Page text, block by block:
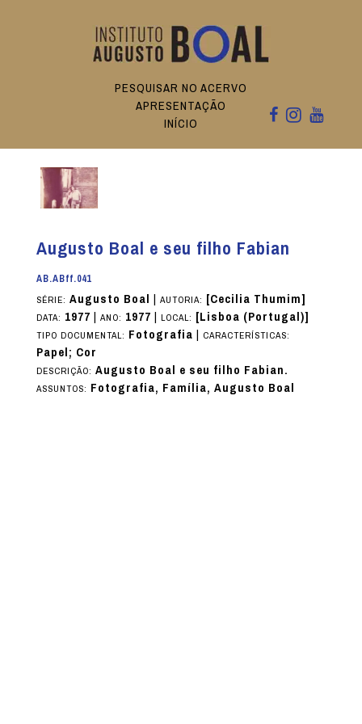
PESQUISAR NO ACERVO
APRESENTAÇÃO
INÍCIO
Augusto Boal e seu filho Fabian
AB.ABff.041
SÉRIE: Augusto Boal | AUTORIA: [Cecilia Thumim]
DATA: 1977| ANO: 1977| LOCAL: [Lisboa (Portugal)]
TIPO DOCUMENTAL: Fotografia| CARACTERÍSTICAS:
Papel; Cor
DESCRIÇÃO: Augusto Boal e seu filho Fabian.
ASSUNTOS: Fotografia, Família, Augusto Boal